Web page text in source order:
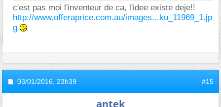
c'est pas moi l'inventeur de ca, l'idee existe deje!!
http://www.offeraprice.com.au/images...ku_11969_1.jp
g
03/01/2016, 23h39 #15
antek